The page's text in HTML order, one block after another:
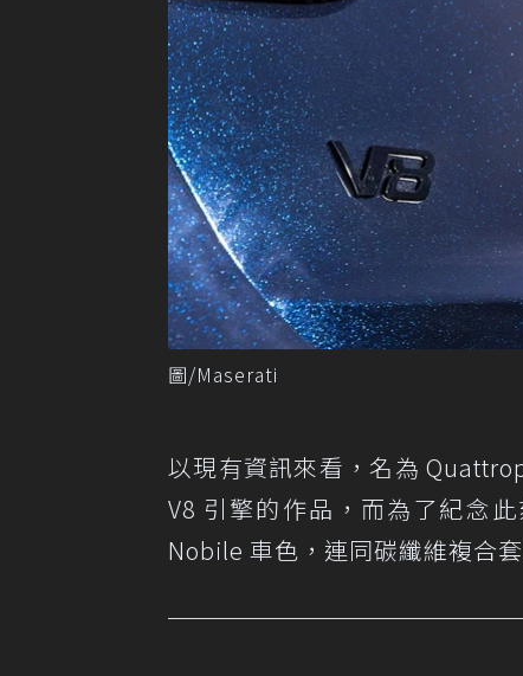
圖/Maserati
以現有資訊來看，名為
V8 引擎的作品，而為了紀念
Nobile 車色，連同碳纖維複合